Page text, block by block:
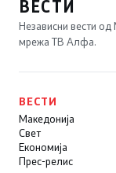
ВЕСТИ
Независни вести
мрежа ТВ Алфа.
ВЕСТИ
Македонија
Свет
Економија
Прес-релис